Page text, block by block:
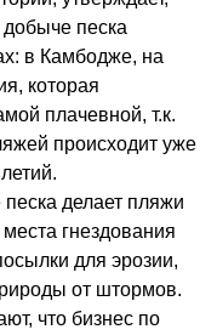
песка
в Камбодже, на
которая
плачевной, т.к.
происходит уже
делает пляжи
гнездования
для эрозии,
от штормов.
что бизнес по